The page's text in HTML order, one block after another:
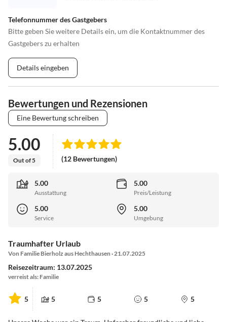
Telefonnummer des Gastgebers
Bitte geben Sie weitere Details ein, um die Kontaktnummer des
Gastgebers zu erhalten
Details eingeben
Bewertungen und Rezensionen
Eine Bewertung schreiben
5.00
Out of 5 (12 Bewertungen)
5.00
Ausstattung
5.00
Preis/Leistung
5.00
Service
5.00
Umgebung
Traumhafter Urlaub
Von Familie Bierholz aus Hechthausen · 21.07.2025
Reisezeitraum: 13.07.2025
verreist als: Familie
5 5 5 5 5